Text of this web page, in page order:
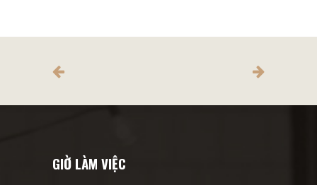
GIỜ LÀM VIỆC